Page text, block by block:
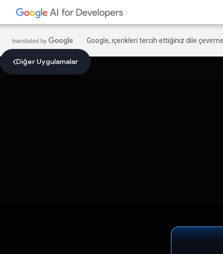
Google, içerikleri tercih ettiğiniz dile
Diğer Uygulamalar